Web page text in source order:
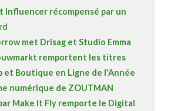
Influencer récompensé par un
met Drisag et Studio Emma
remportent les titres
et Boutique en Ligne de l'Année
numérique de ZOUTMAN
Make It Fly remporte le Digital